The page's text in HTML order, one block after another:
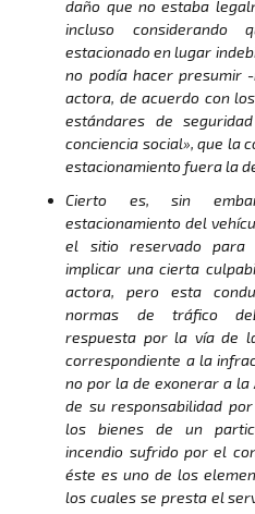
daño que no estaba
incluso considerando
estacionado en lugar
no podía hacer presumir
actora, de acuerdo con
estándares de
conciencia social», que la
estacionamiento fuera la
Cierto es, sin
estacionamiento del
el sitio reservado para
implicar una cierta
actora, pero esta
normas de tráfico
respuesta por la vía de
correspondiente a la
no por la de exonerar a la
de su responsabilidad
los bienes de un
incendio sufrido por el
éste es uno de los
los cuales se presta el